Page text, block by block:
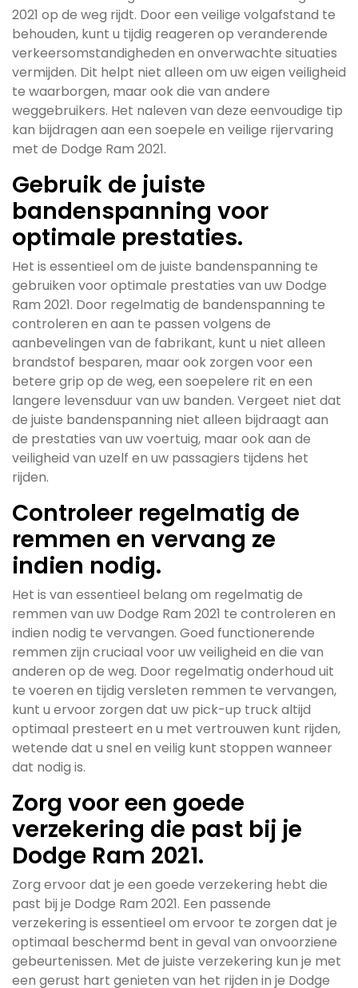
2021 op de weg rijdt. Door een veilige volgafstand te
behouden, kunt u tijdig reageren op veranderende
verkeersomstandigheden en onverwachte situaties
vermijden. Dit helpt niet alleen om uw eigen veiligheid
te waarborgen, maar ook die van andere
weggebruikers. Het naleven van deze eenvoudige tip
kan bijdragen aan een soepele en veilige rijervaring
met de Dodge Ram 2021.
Gebruik de juiste
bandenspanning voor
optimale prestaties.
Het is essentieel om de juiste bandenspanning te
gebruiken voor optimale prestaties van uw Dodge
Ram 2021. Door regelmatig de bandenspanning te
controleren en aan te passen volgens de
aanbevelingen van de fabrikant, kunt u niet alleen
brandstof besparen, maar ook zorgen voor een
betere grip op de weg, een soepelere rit en een
langere levensduur van uw banden. Vergeet niet dat
de juiste bandenspanning niet alleen bijdraagt aan
de prestaties van uw voertuig, maar ook aan de
veiligheid van uzelf en uw passagiers tijdens het
rijden.
Controleer regelmatig de
remmen en vervang ze
indien nodig.
Het is van essentieel belang om regelmatig de
remmen van uw Dodge Ram 2021 te controleren en
indien nodig te vervangen. Goed functionerende
remmen zijn cruciaal voor uw veiligheid en die van
anderen op de weg. Door regelmatig onderhoud uit
te voeren en tijdig versleten remmen te vervangen,
kunt u ervoor zorgen dat uw pick-up truck altijd
optimaal presteert en u met vertrouwen kunt rijden,
wetende dat u snel en veilig kunt stoppen wanneer
dat nodig is.
Zorg voor een goede
verzekering die past bij je
Dodge Ram 2021.
Zorg ervoor dat je een goede verzekering hebt die
past bij je Dodge Ram 2021. Een passende
verzekering is essentieel om ervoor te zorgen dat je
optimaal beschermd bent in geval van onvoorziene
gebeurtenissen. Met de juiste verzekering kun je met
een gerust hart genieten van het rijden in je Dodge